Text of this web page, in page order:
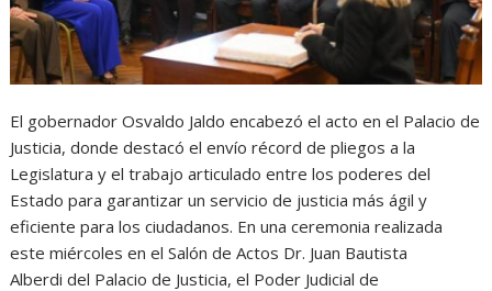
El gobernador Osvaldo Jaldo encabezó el acto en el Palacio de
Justicia, donde destacó el envío récord de pliegos a la
Legislatura y el trabajo articulado entre los poderes del
Estado para garantizar un servicio de justicia más ágil y
eficiente para los ciudadanos. En una ceremonia realizada
este miércoles en el Salón de Actos Dr. Juan Bautista
Alberdi del Palacio de Justicia, el Poder Judicial de